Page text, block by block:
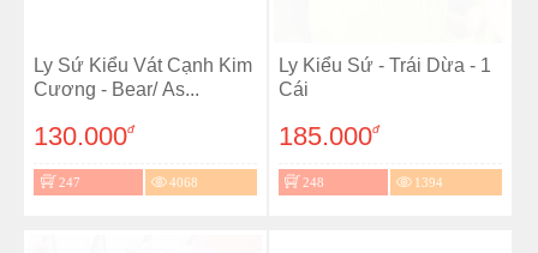
Ly Sứ Kiểu Vát Cạnh Kim
Cương - Bear/ As...
130.000đ
247 4068
Ly Kiểu Sứ - Trái Dừa - 1
Cái
185.000đ
248 1394